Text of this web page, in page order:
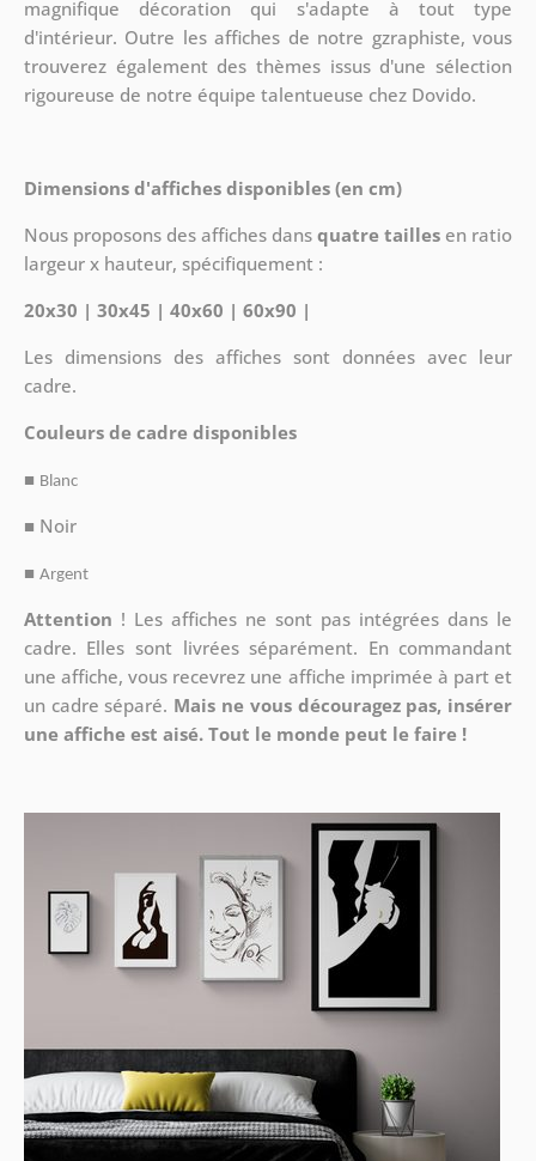
magnifique décoration qui s'adapte à tout type
d'intérieur. Outre les affiches de notre gzraphiste, vous
trouverez également des thèmes issus d'une sélection
rigoureuse de notre équipe talentueuse chez Dovido.
Dimensions d'affiches disponibles (en cm)
Nous proposons des affiches dansquatre tailles en ratio
largeur x hauteur, spécifiquement :
20x30 | 30x45 | 40x60 | 60x90 |
Les dimensions des affiches sont données avec leur
cadre.
Couleurs de cadre disponibles
■ Blanc
■ Noir
■ Argent
Attention ! Les affiches ne sont pas intégrées dans le
cadre. Elles sont livrées séparément. En commandant
une affiche, vous recevrez une affiche imprimée à part et
un cadre séparé. Mais ne vous découragez pas, insérer
une affiche est aisé. Tout le monde peut le faire !